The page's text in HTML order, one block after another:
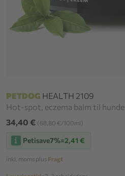
PETDOG HEALTH 2109
Hot-spot, eczema balm til hunde
34,40 € (68,80 €/100ml)
Petisave7%=2,41 €
inkl. moms plus Fragt